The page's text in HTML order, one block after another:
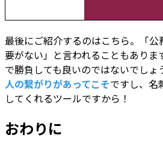
最後にご紹介するのはこちら。「公
要がない」と言われることもあり
で勝負しても良いのではないでしょ
人の繋がりがあってこそですし、名
してくれるツールですから！
おわりに